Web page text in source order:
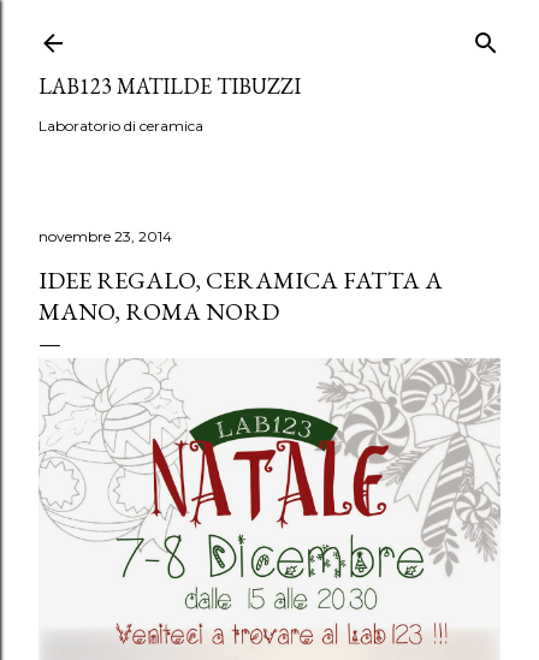
LAB123 MATILDE TIBUZZI
Laboratorio di ceramica
novembre 23, 2014
IDEE REGALO, CERAMICA FATTA A
MANO, ROMA NORD